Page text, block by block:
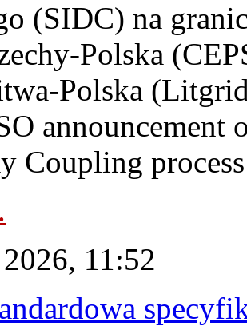
(SIDC) na
Polska
Polska
announcement
Coupling
11:52